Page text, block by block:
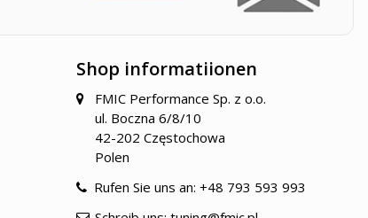
Shop informatiionen
FMIC Performance Sp. z o.o.
ul. Boczna 6/8/10
42-202 Częstochowa
Polen
Rufen Sie uns an: +48 793 593 993